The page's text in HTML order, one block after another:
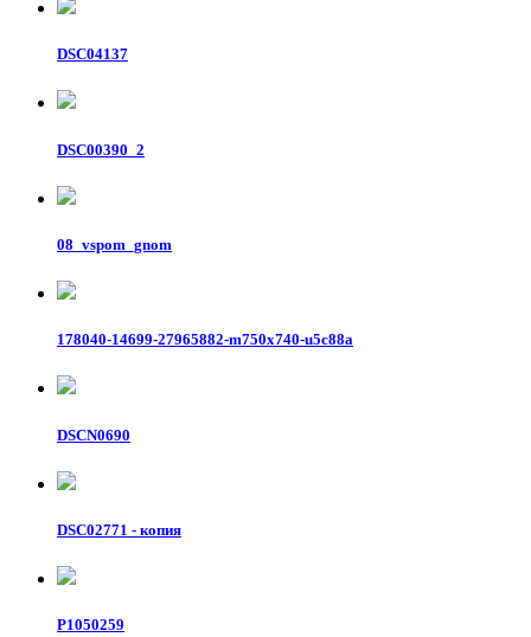
DSC04137
DSC00390_2
08_vspom_gnom
178040-14699-27965882-m750x740-u5c88a
DSCN0690
DSC02771 - копия
P1050259